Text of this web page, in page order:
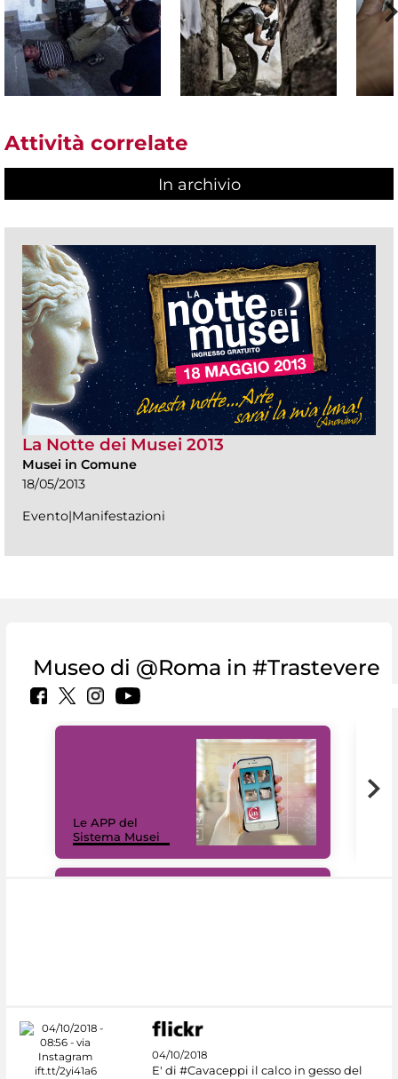
Attività correlate
In archivio
La Notte dei Musei 2013
Musei in Comune
18/05/2013
Evento|Manifestazioni
Museo di @Roma in #Trastevere
Le APP del
Sistema Musei
04/10/2018
E' di #Cavaceppi il calco in gesso del